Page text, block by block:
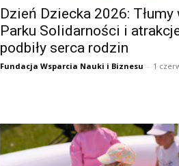
Dzień Dziecka 2026: Tłumy
Parku Solidarności i
podbiły serca rodzin
Fundacja Wsparcia Nauki i Biznesu - 1